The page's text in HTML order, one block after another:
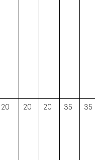
20 20 20 35 35